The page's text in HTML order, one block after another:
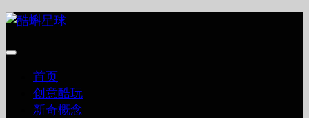
跳
内
首页
创意酷玩
新奇概念